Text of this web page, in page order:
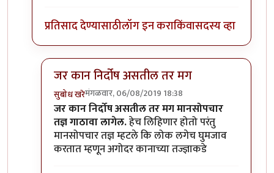
प्रतिसाद देण्यासाठीलॉग इन कराकिंवासदस्य व्हा
जर कान निर्दोष असतील तर मग
सुबोध खरेमंगळवार, 06/08/2019 18:38
In reply toकान बंद केल्यावर जर आवाज ऐकू
जर कान निर्दोष असतील तर मग मानसोपचार
तज्ञ गाठावा लागेल.हेच लिहिणार होतो परंतु
मानसोपचार तज्ञ म्हटले कि लोक लगेच घुमजाव
करतात म्हणून अगोदर कानाच्या तज्ज्ञाकडे